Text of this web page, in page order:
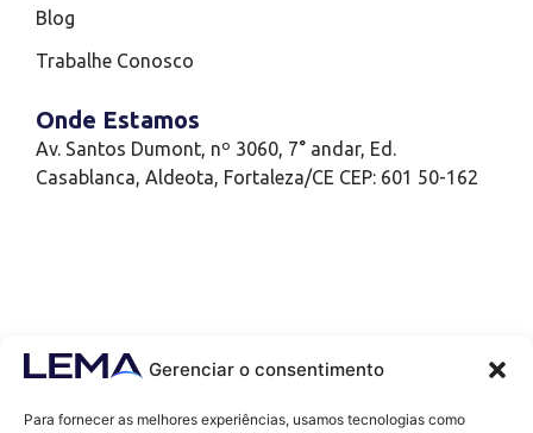
Gerenciar o consentimento
Para fornecer as melhores experiências, usamos tecnologias como
Blog
Trabalhe Conosco
Onde Estamos
Av. Santos Dumont, nº 3060, 7° andar, Ed.
Casablanca, Aldeota, Fortaleza/CE CEP: 601 50-162